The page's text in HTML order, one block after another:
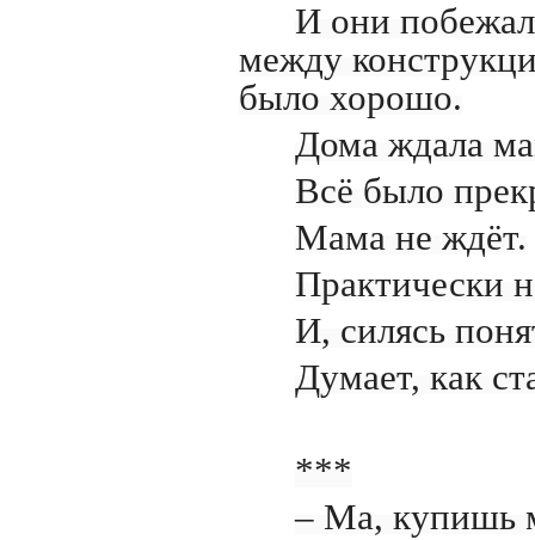
И они
между
было хорошо.
Дома ждала
Всё было
Мама не ждёт.
Практически
И, силясь
Думает, как
***
– Ма, купишь